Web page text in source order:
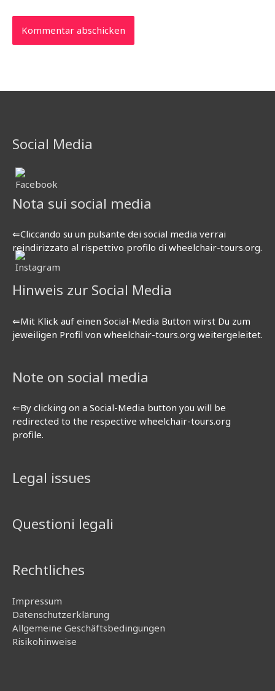
Social Media
Nota sui social media
⇐Cliccando su un pulsante dei social media verrai
reindirizzato al rispettivo profilo di wheelchair-tours.org.
Hinweis zur Social Media
⇐Mit Klick auf einen Social-Media Button wirst Du zum
jeweiligen Profil von wheelchair-tours.org weitergeleitet.
Note on social media
⇐By clicking on a Social-Media button you will be
redirected to the respective wheelchair-tours.org
profile.
Legal issues
Questioni legali
Rechtliches
Impressum
Datenschutzerklärung
Allgemeine Geschäftsbedingungen
Risikohinweise